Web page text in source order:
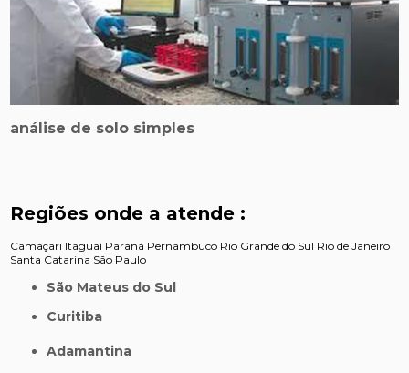
análise de solo simples
Regiões onde a atende :
Camaçari Itaguaí Paraná Pernambuco Rio Grande do Sul Rio de Janeiro
Santa Catarina São Paulo
São Mateus do Sul
Curitiba
Adamantina